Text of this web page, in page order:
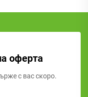
оферта
с вас скоро.